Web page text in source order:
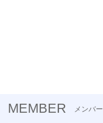
MEMBER メンバー